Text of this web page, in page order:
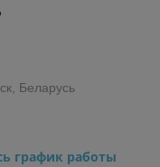
Беларусь
график работы